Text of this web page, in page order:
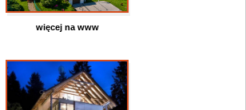
więcej na www